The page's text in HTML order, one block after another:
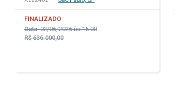
FINALIZADO
Data:02/06/2026 às 15:00
R$ 636.000,00